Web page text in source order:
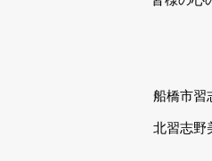
船橋市習
北習志野